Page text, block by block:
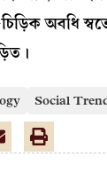
অবধি
Social